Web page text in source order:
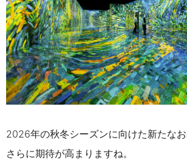
2026年の秋冬シーズンに向けた新たなお
さらに期待が高まりますね。